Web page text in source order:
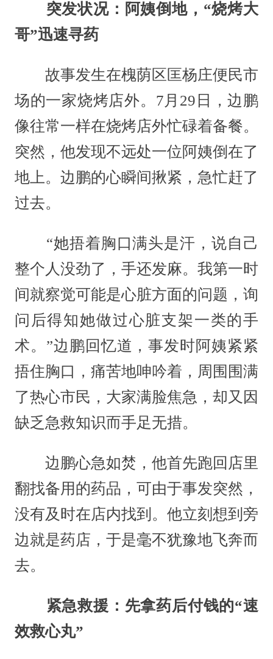
突发状况：阿姨倒地，“烧烤大
哥”迅速寻药
故事发生在槐荫区匡杨庄便民市
场的一家烧烤店外。7月29日，边鹏
像往常一样在烧烤店外忙碌着备餐。
突然，他发现不远处一位阿姨倒在了
地上。边鹏的心瞬间揪紧，急忙赶了
过去。
“她捂着胸口满头是汗，说自己
整个人没劲了，手还发麻。我第一时
间就察觉可能是心脏方面的问题，询
问后得知她做过心脏支架一类的手
术。”边鹏回忆道，事发时阿姨紧紧
捂住胸口，痛苦地呻吟着，周围围满
了热心市民，大家满脸焦急，却又因
缺乏急救知识而手足无措。
边鹏心急如焚，他首先跑回店里
翻找备用的药品，可由于事发突然，
没有及时在店内找到。他立刻想到旁
边就是药店，于是毫不犹豫地飞奔而
去。
紧急救援：先拿药后付钱的“速
效救心丸”